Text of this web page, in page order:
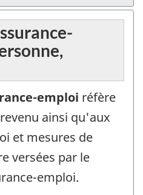
emploi réfère
ainsi qu'aux
et mesures de
versées par le
emploi.